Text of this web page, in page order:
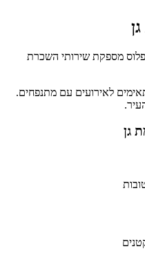
שירותי השכרת
לאירועים עם מתנפחים.